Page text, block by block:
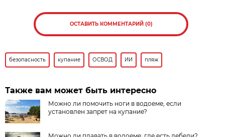
ОСТАВИТЬ КОММЕНТАРИЙ (0)
безопасность купание ОСВОД ИИ пляж
Также вам может быть интересно
Можно ли помочить ноги в водоеме, если
установлен запрет на купание?